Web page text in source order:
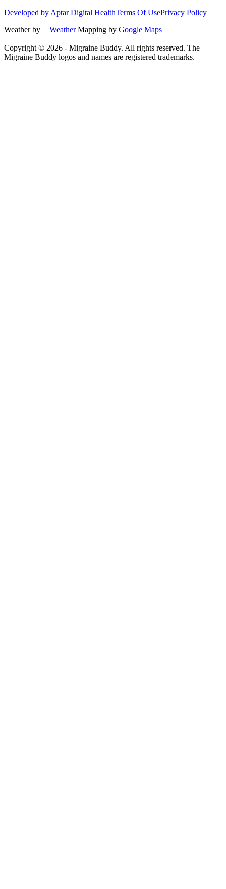
Developed by Aptar Digital HealthTerms Of UsePrivacy Policy
Weather by
WeatherMapping by Google Maps
Copyright © 2026 - Migraine Buddy. All rights reserved. The
Migraine Buddy logos and names are registered trademarks.